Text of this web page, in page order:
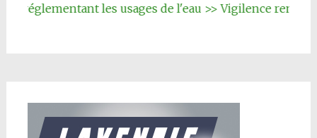
les usages de l'eau >> Vigilence renforcée